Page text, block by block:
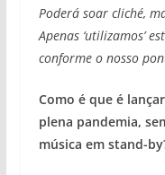
Poderá soar cliché,
Apenas ‘utilizamos’
conforme o nosso
Como é que é
plena pandemia,
música em stand-